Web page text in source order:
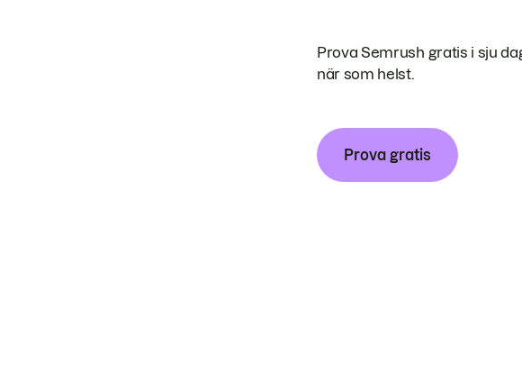
Prova Semrush gratis i sju
när som helst.
Prova gratis